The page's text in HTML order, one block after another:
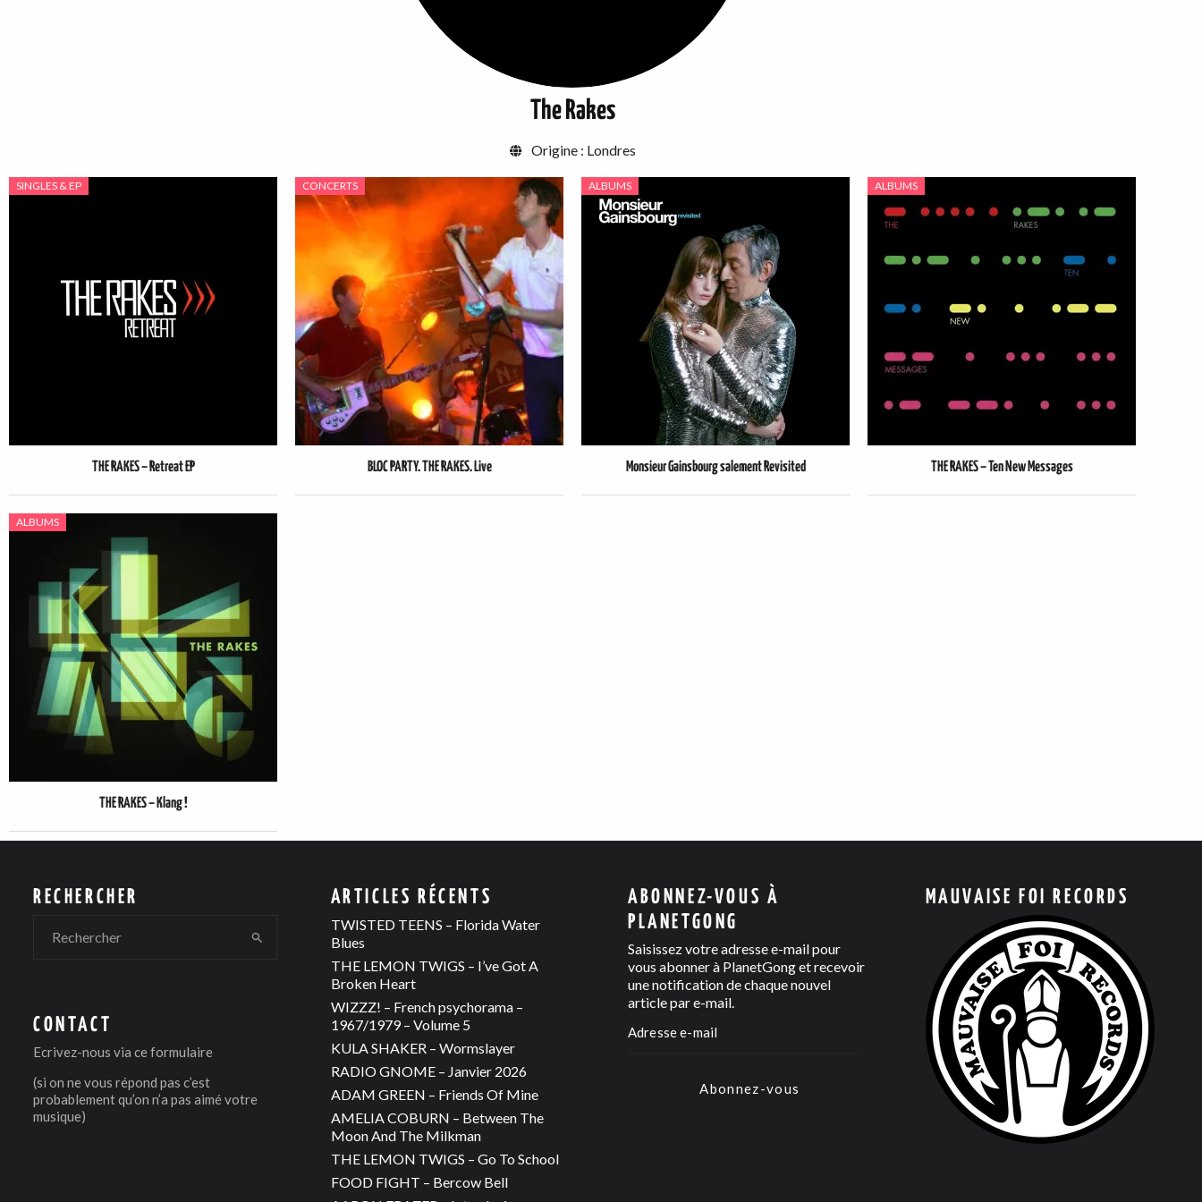
The Rakes
Origine : Londres
SINGLES & EP
THE RAKES – Retreat EP
CONCERTS
BLOC PARTY. THE RAKES. Live
ALBUMS
Monsieur Gainsbourg salement Revisited
ALBUMS
THE RAKES – Ten New Messages
ALBUMS
THE RAKES – Klang !
RECHERCHER
CONTACT
Ecrivez-nous via ce formulaire
(si on ne vous répond pas c’est
probablement qu’on n’a pas aimé votre
musique)
ARTICLES RÉCENTS
TWISTED TEENS – Florida Water
Blues
THE LEMON TWIGS – I’ve Got A
Broken Heart
WIZZZ! – French psychorama –
1967/1979 – Volume 5
KULA SHAKER – Wormslayer
RADIO GNOME – Janvier 2026
ADAM GREEN – Friends Of Mine
AMELIA COBURN – Between The
Moon And The Milkman
THE LEMON TWIGS – Go To School
FOOD FIGHT – Bercow Bell
ABONNEZ-VOUS À
PLANETGONG
Saisissez votre adresse e-mail pour
vous abonner à PlanetGong et recevoir
une notification de chaque nouvel
article par e-mail.
Abonnez-vous
MAUVAISE FOI RECORDS